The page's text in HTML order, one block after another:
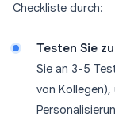
Checkliste durch:
Testen Sie
Sie an 3-5
von Kollegen),